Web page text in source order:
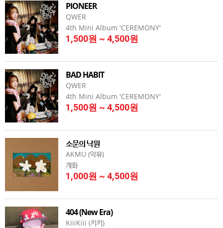
PIONEER
QWER
4th Mini Album 'CEREMONY'
1,500원 ~ 4,500원
BAD HABIT
QWER
4th Mini Album 'CEREMONY'
1,500원 ~ 4,500원
소문의 낙원
AKMU (악뮤)
개화
1,000원 ~ 4,500원
404 (New Era)
KiiiKiii (키키)